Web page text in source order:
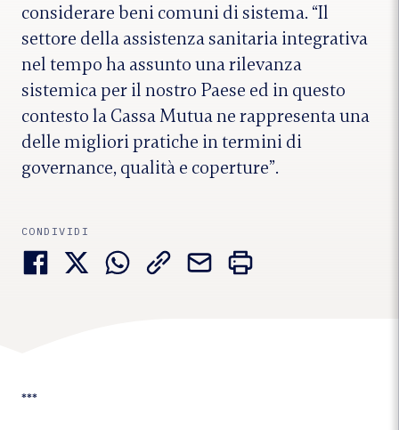
considerare beni comuni di sistema. “Il
settore della assistenza sanitaria integrativa
nel tempo ha assunto una rilevanza
sistemica per il nostro Paese ed in questo
contesto la Cassa Mutua ne rappresenta una
delle migliori pratiche in termini di
governance, qualità e coperture”.
CONDIVIDI
***